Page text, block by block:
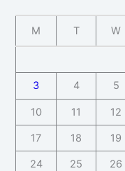
M T W
3 4 5
10 11 12
17 18 19
24 25 26